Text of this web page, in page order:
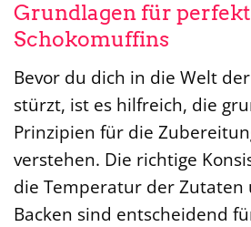
Grundlagen für
Schokomuffins
Bevor du dich in die Welt
stürzt, ist es hilfreich, die
Prinzipien für die
verstehen. Die richtige
die Temperatur der Zutaten
Backen sind entscheidend